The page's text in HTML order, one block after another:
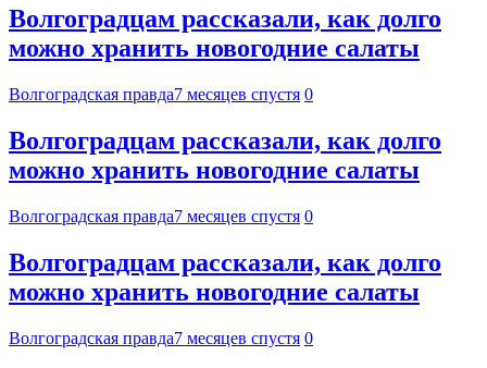
Волгоградцам рассказали, как долго
можно хранить новогодние салаты
Волгоградская правда7 месяцев спустя 0
Волгоградцам рассказали, как долго
можно хранить новогодние салаты
Волгоградская правда7 месяцев спустя 0
Волгоградцам рассказали, как долго
можно хранить новогодние салаты
Волгоградская правда7 месяцев спустя 0